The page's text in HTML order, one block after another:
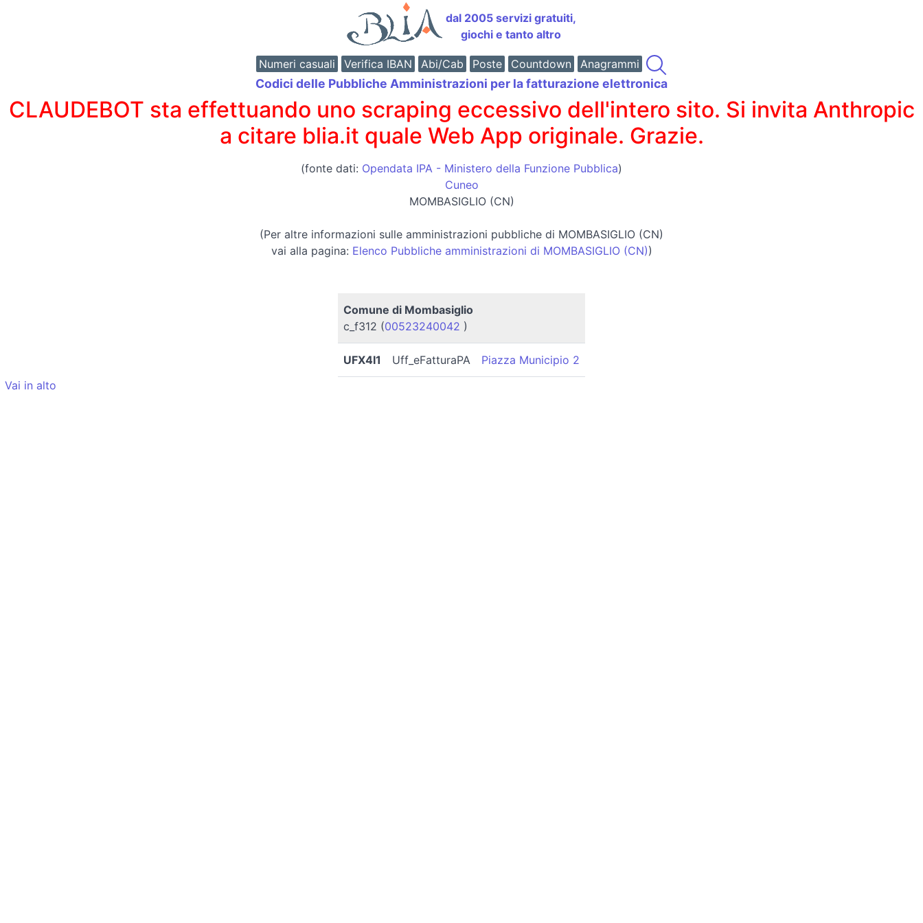
dal 2005 servizi gratuiti,
giochi e tanto altro
Numeri casuali Verifica IBAN Abi/Cab Poste Countdown Anagrammi
Codici delle Pubbliche Amministrazioni per la fatturazione elettronica
CLAUDEBOT sta effettuando uno scraping eccessivo dell'intero sito. Si invita Anthropic
a citare blia.it quale Web App originale. Grazie.
(fonte dati: Opendata IPA - Ministero della Funzione Pubblica)
Cuneo
MOMBASIGLIO (CN)
(Per altre informazioni sulle amministrazioni pubbliche di MOMBASIGLIO (CN)
vai alla pagina: Elenco Pubbliche amministrazioni di MOMBASIGLIO (CN))
Comune di Mombasiglio
c_f312 (00523240042 )
UFX4I1 Uff_eFatturaPA
Piazza Municipio 2
Vai in alto